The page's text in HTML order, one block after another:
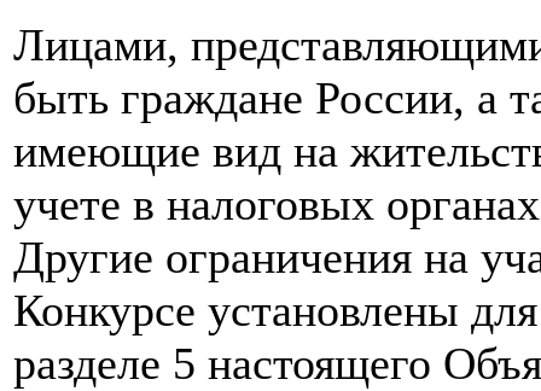
Лицами,
быть граждане России, а
имеющие вид на
учете в налоговых
Другие ограничения на
Конкурсе установлены
разделе 5 настоящего